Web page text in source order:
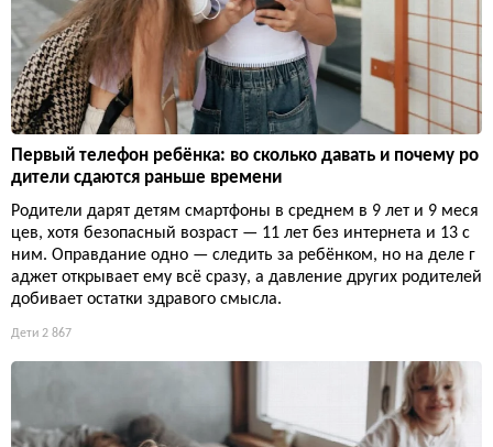
Первый телефон ребёнка: во сколько давать и почему ро
дители сдаются раньше времени
Родители дарят детям смартфоны в среднем в 9 лет и 9 меся
цев, хотя безопасный возраст — 11 лет без интернета и 13 с
ним. Оправдание одно — следить за ребёнком, но на деле г
аджет открывает ему всё сразу, а давление других родителей
добивает остатки здравого смысла.
Дети 2 867